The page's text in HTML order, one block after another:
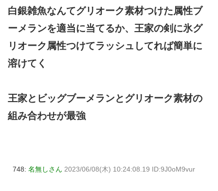
白銀雑魚なんてグリオーク素材つけた属性ブ
ーメランを適当に当てるか、王家の剣に氷グ
リオーク属性つけてラッシュしてれば簡単に
溶けてく
王家とビッグブーメランとグリオーク素材の
組み合わせが最強
748: 名無しさん 2023/06/08(木) 10:24:08.19 ID:9J0oM9vur